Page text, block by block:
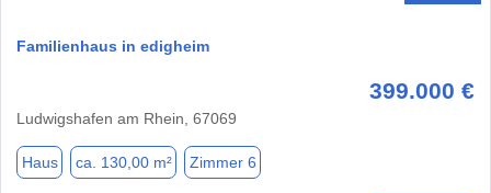
Familienhaus in edigheim
399.000 €
Ludwigshafen am Rhein, 67069
Haus ca. 130,00 m² Zimmer 6